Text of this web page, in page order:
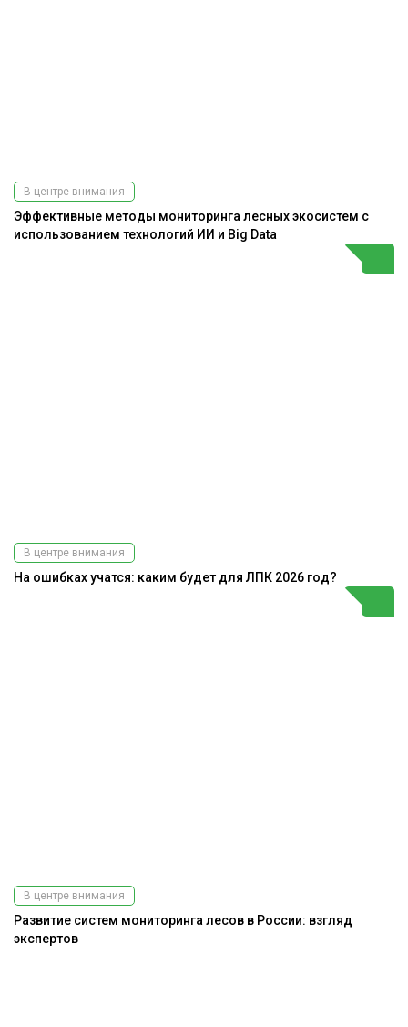
В центре внимания
Эффективные методы мониторинга лесных экосистем с
использованием технологий ИИ и Big Data
В центре внимания
На ошибках учатся: каким будет для ЛПК 2026 год?
В центре внимания
Развитие систем мониторинга лесов в России: взгляд
экспертов